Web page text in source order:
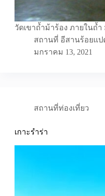
วัดเขาถ้ำม้าร้อง ภายในถ้
สถานที่ อีสานร้อยแป
มกราคม 13, 2021
สถานที่ท่องเที่ยว
เกาะรำร่า